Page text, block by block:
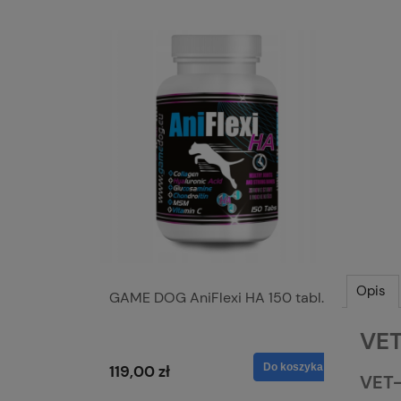
GAME DOG AniFlexi HA 150 tabl.
119,00 zł Do koszyka
VET-
Opis